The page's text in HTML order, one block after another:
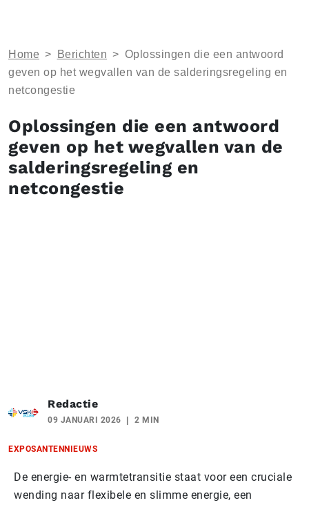
Home > Berichten > Oplossingen die een antwoord
geven op het wegvallen van de salderingsregeling en
netcongestie
Oplossingen die een antwoord
geven op het wegvallen van de
salderingsregeling en
netcongestie
Redactie
09 JANUARI 2026 2 MIN
EXPOSANTENNIEUWS
De energie- en warmtetransitie staat voor een cruciale
wending naar flexibele en slimme energie, een